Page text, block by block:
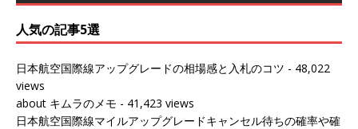
人気の記事5選
日本航空国際線アップグレードの相場感と入札のコツ - 48,022
views
about キムラのメモ - 41,423 views
日本航空国際線マイルアップグレードキャンセル待ちの確率や確